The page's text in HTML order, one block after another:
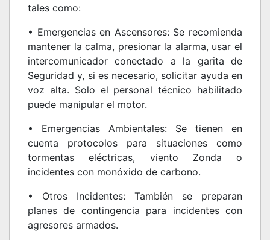
tales como:
• Emergencias en Ascensores: Se recomienda
mantener la calma, presionar la alarma, usar el
intercomunicador conectado a la garita de
Seguridad y, si es necesario, solicitar ayuda en
voz alta. Solo el personal técnico habilitado
puede manipular el motor.
• Emergencias Ambientales: Se tienen en
cuenta protocolos para situaciones como
tormentas eléctricas, viento Zonda o
incidentes con monóxido de carbono.
• Otros Incidentes: También se preparan
planes de contingencia para incidentes con
agresores armados.